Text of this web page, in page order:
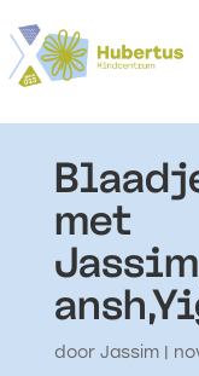
met
door Jassim|